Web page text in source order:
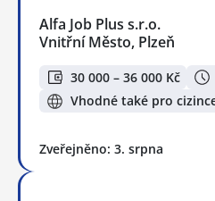
Alfa Job Plus s.r.o.
Vnitřní Město, Plzeň
30 000 – 36 000 Kč
Vhodné také pro
Zveřejněno: 3. srpna